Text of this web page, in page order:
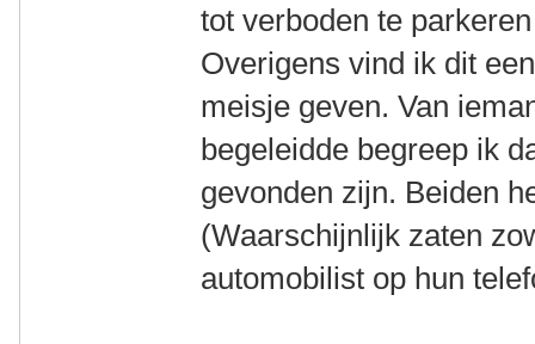
tot verboden te
Overigens vind ik dit
meisje geven. Van
begeleidde begreep ik
gevonden zijn. Beiden
(Waarschijnlijk zaten
automobilist op hun